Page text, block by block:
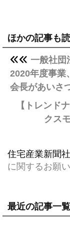
ほかの記事も
一般社団
2020年度事業
会長があいさ
【トレンド
クス
住宅産業新聞
に関するお願い
最近の記事一覧